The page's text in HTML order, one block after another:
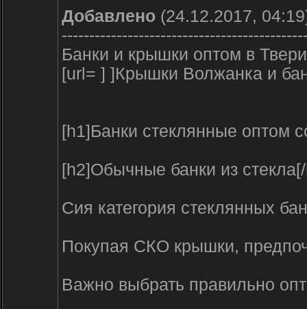
Добавлено (24.12.2017,
Банки и крышки оптом в Твери
[url= ] ]Крышки Волжанка и
[h1]Банки стеклянные оптом
[h2]Обычные банки из
Сия категория стеклянных
Покупая СКО крышки,
Важно выбрать правильно